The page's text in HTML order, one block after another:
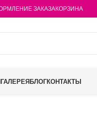
ЗАКАЗАКОРЗИНА
ГАЛЕРЕЯБЛОГКОНТАКТЫ